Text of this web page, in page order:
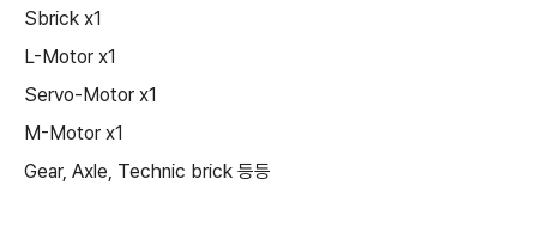
Sbrick x1
L-Motor x1
Servo-Motor x1
M-Motor x1
Gear, Axle, Technic brick 등등